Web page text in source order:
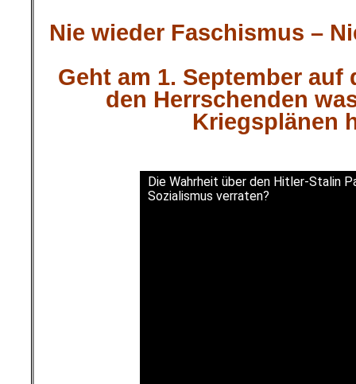
Nie wieder Faschismus –
Geht am 1. September auf
den Herrschenden
Kriegsplänen
Die Wahrheit über den Hitler-Stalin
Sozialismus verraten?